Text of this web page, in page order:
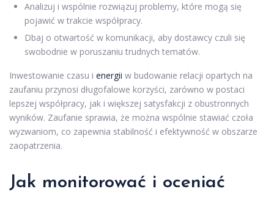
Analizuj i wspólnie rozwiązuj problemy, które mogą się
pojawić w trakcie współpracy.
Dbaj o otwartość w komunikacji, aby dostawcy czuli się
swobodnie w poruszaniu trudnych tematów.
Inwestowanie czasu i energii w budowanie relacji opartych na
zaufaniu przynosi długofalowe korzyści, zarówno w postaci
lepszej współpracy, jak i większej satysfakcji z obustronnych
wyników. Zaufanie sprawia, że można wspólnie stawiać czoła
wyzwaniom, co zapewnia stabilność i efektywność w obszarze
zaopatrzenia.
Jak monitorować i oceniać